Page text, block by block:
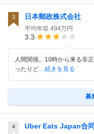
3 日本郵政株式会社
平均年収 494万円
3.3
人間関係。10時から来る非
ったりど…続きを見る
募
4 Uber Eats Japan合